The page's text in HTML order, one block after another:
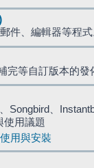
件、編輯器等程
完等自訂版本的發
Songbird、
使用議題
用與安裝